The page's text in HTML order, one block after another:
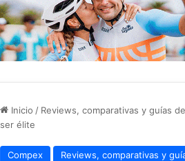
Inicio / Reviews, comparativas y guías
ser élite
Compex Reviews, comparativas y